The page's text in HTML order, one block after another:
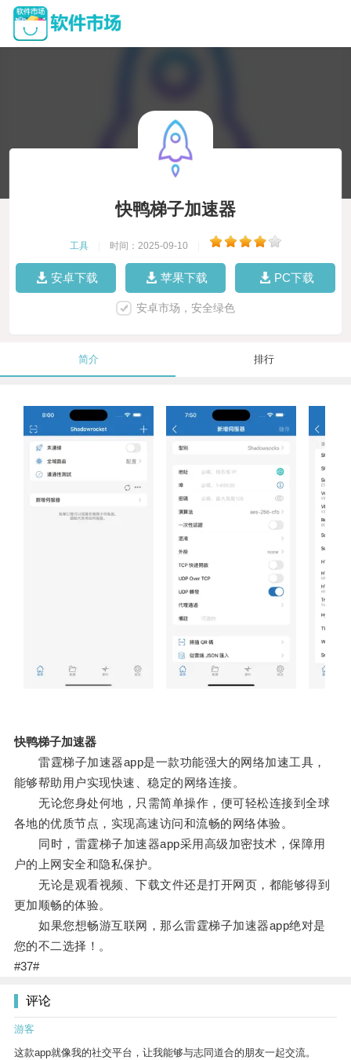
快鸭梯子加速器
工具 时间：2025-09-10
安卓下载 苹果下载 PC下载
安卓市场，安全绿色
简介 排行
快鸭梯子加速器
雷霆梯子加速器app是一款功能强大的网络加速工具，
能够帮助用户实现快速、稳定的网络连接。
无论您身处何地，只需简单操作，便可轻松连接到全球
各地的优质节点，实现高速访问和流畅的网络体验。
同时，雷霆梯子加速器app采用高级加密技术，保障用
户的上网安全和隐私保护。
无论是观看视频、下载文件还是打开网页，都能够得到
更加顺畅的体验。
如果您想畅游互联网，那么雷霆梯子加速器app绝对是
您的不二选择！。
#37#
评论
游客
这款app就像我的社交平台，让我能够与志同道合的朋友一起交流。